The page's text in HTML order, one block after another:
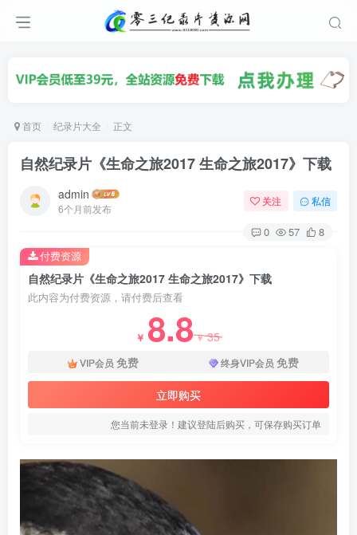
首页 纪录片大全 正文
自然纪录片《生命之旅2017 生命之旅2017》下载
admin
6个月前发布
关注 私信
0 57 8
自然纪录片《生命之旅2017 生命之旅2017》下载
此内容为付费资源，请付费后查看
￥ 8.8￥35
VIP会员 免费 终身VIP会员 免费
立即购买
您当前未登录！建议登陆后购买，可保存购买订单
付费资源